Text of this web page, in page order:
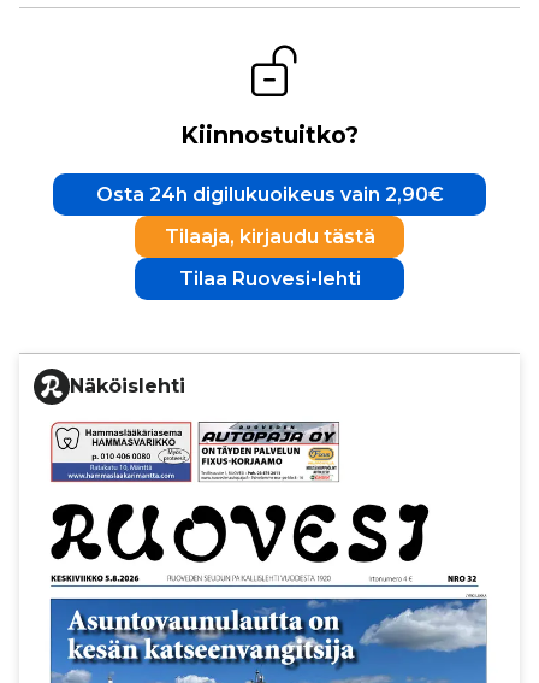
Kiinnostuitko?
Osta 24h digilukuoikeus vain 2,90€
Tilaaja, kirjaudu tästä
Tilaa Ruovesi-lehti
Näköislehti